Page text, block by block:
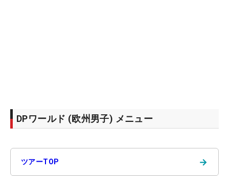
DPワールド (欧州男子) メニュー
ツアーTOP →